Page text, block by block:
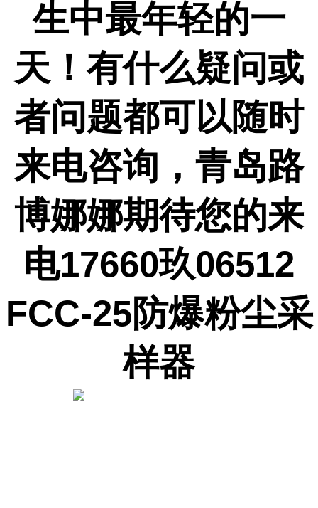
生中最年轻的一
天！ 有什么疑问或
者问题都可以随时
来电咨询 ， 青岛路
博娜娜期待您的来
电17660玖06512
FCC-25防爆粉尘采
样器